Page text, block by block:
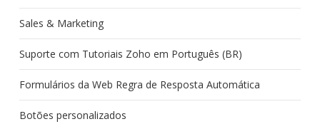
Sales & Marketing
Suporte com Tutoriais Zoho em Português (BR)
Formulários da Web Regra de Resposta Automática
Botões personalizados